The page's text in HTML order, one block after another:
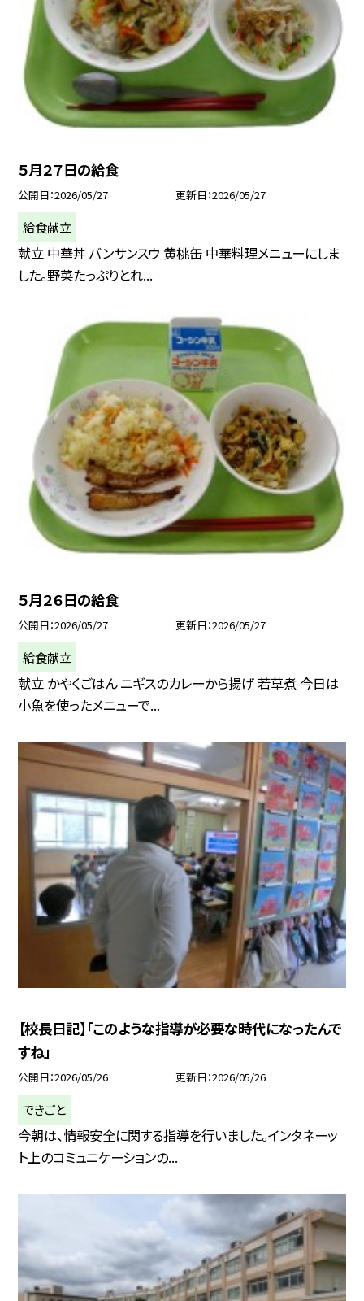
５月２７日の給食
公開日 2026/05/27 更新日 2026/05/27
給食献立
献立 中華丼 バンサンスウ 黄桃缶 中華料理メニューにしま
した。野菜たっぷりとれ...
５月２６日の給食
公開日 2026/05/27 更新日 2026/05/27
給食献立
献立 かやくごはん ニギスのカレーから揚げ 若草煮 今日は
小魚を使ったメニューで...
【校長日記】「このような指導が必要な時代になったんで
すね」
公開日 2026/05/26 更新日 2026/05/26
できごと
今朝は、情報安全に関する指導を行いました。インタネーッ
ト上のコミュニケーションの...